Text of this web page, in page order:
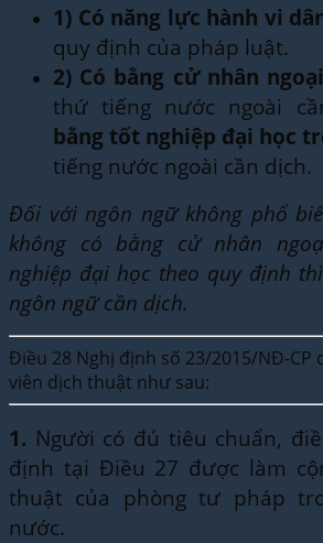
1) Có năng lực hành vi
quy định của pháp luật.
2) Có bằng cử nhân
thứ tiếng nước ngoài
bằng tốt nghiệp đại học
tiếng nước ngoài cần dịch.
Đối với ngôn ngữ không phổ
không có bằng cử nhân
nghiệp đại học theo quy định
ngôn ngữ cần dịch.
Điều 28 Nghị định số 23/2015/NĐ-CP
viên dịch thuật như sau:
1. Người có đủ tiêu chuẩn,
định tại Điều 27 được làm
thuật của phòng tư pháp
nước.